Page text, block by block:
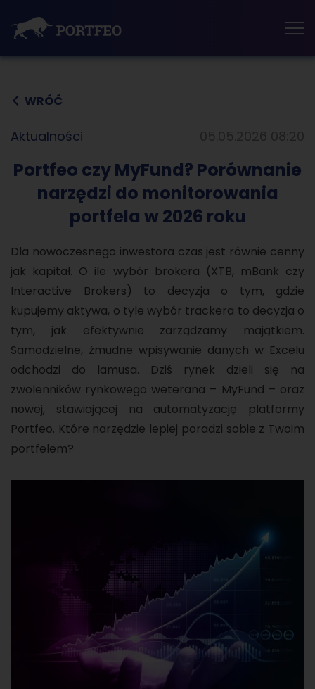
WRÓĆ
Aktualności
Portfeo czy MyFund? Porównanie
narzędzi do monitorowania
portfela w 2026 roku
Dla nowoczesnego inwestora czas jest równie cenny
jak kapitał. O ile wybór brokera (XTB, mBank czy
Interactive Brokers) to decyzja o tym, gdzie
kupujemy aktywa, o tyle wybór trackera to decyzja o
tym, jak efektywnie zarządzamy majątkiem.
Samodzielne, żmudne wpisywanie danych w Excelu
odchodzi do lamusa. Dziś rynek dzieli się na
zwolenników rynkowego weterana – MyFund – oraz
nowej, stawiającej na automatyzację platformy
Portfeo. Które narzędzie lepiej poradzi sobie z Twoim
portfelem?